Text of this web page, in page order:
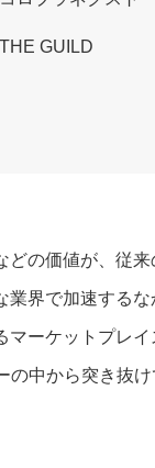
GUILD
どの価値が、従
業界で加速する
マーケットプレイ
の中から突き抜け